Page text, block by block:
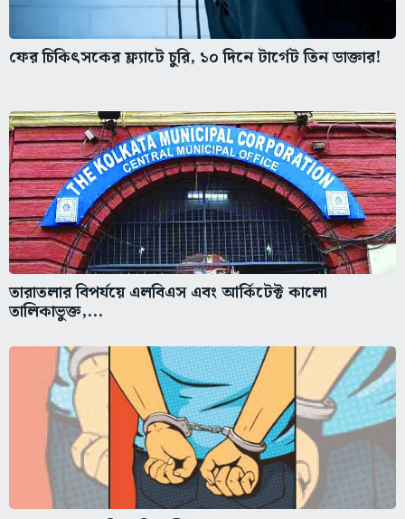
ফের চিকিৎসকের ফ্ল্যাটে চুরি, ১০ দিনে টার্গেট তিন ডাক্তার!
তারাতলার বিপর্যয়ে এলবিএস এবং আর্কিটেক্ট কালো
তালিকাভুক্ত,...